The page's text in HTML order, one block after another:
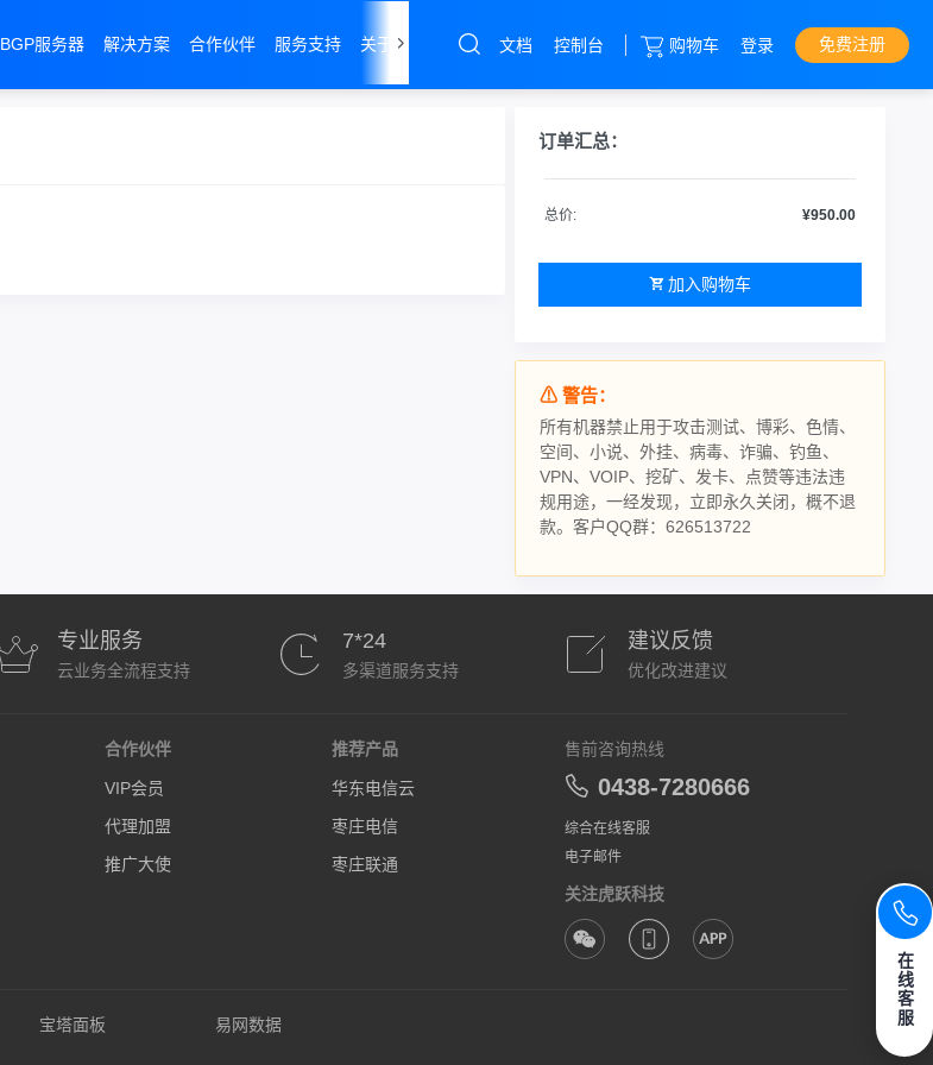
BGP服务器 解决方案 合作伙伴 服务支持 关于我们
控制台
文档 控制台 购物车 登录 免费注册
订单汇总：
总价: ¥950.00
加入购物车
⚠ 警告：
所有机器禁止用于攻击测试、博彩、色情、
空间、小说、外挂、病毒、诈骗、钓鱼、
VPN、VOIP、挖矿、发卡、点赞等违法违
规用途，一经发现，立即永久关闭，概不退
款。客户QQ群：626513722
专业服务
云业务全流程支持
7*24
多渠道服务支持
建议反馈
优化改进建议
合作伙伴
VIP会员
代理加盟
推广大使
推荐产品
华东电信云
枣庄电信
枣庄联通
售前咨询热线
0438-7280666
综合在线客服
电子邮件
关注虎跃科技
宝塔面板 易网数据
在
线
客
服